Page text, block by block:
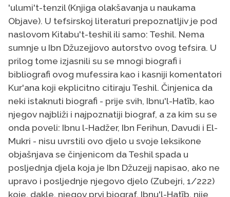
'ulumi't-tenzil (Knjiga olakšavanja u naukama
Objave). U tefsirskoj literaturi prepoznatljiv je pod
naslovom Kitabu't-teshil ili samo: Teshil. Nema
sumnje u Ibn Džuzejjovo autorstvo ovog tefsira. U
prilog tome izjasnili su se mnogi biografi i
bibliografi ovog mufessira kao i kasniji komentatori
Kur'ana koji ekplicitno citiraju Teshil. Činjenica da
neki istaknuti biografi - prije svih, Ibnu'l-Hatīb, kao
njegov najbliži i najpoznatiji biograf, a za kim su se
onda poveli: Ibnu l-Hadžer, Ibn Ferihun, Davudi i El-
Mukri - nisu uvrstili ovo djelo u svoje leksikone
objašnjava se činjenicom da Teshil spada u
posljednja djela koja je Ibn Džuzejj napisao, ako ne
upravo i posljednje njegovo djelo (Zubejri, 1/222)
koje, dakle, njegov prvi biograf, Ibnu'l-Hatīb, nije